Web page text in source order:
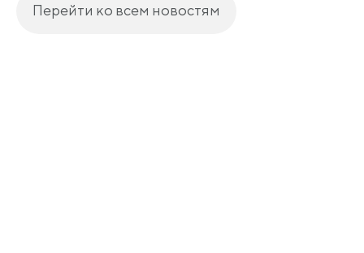
Перейти ко всем новостям